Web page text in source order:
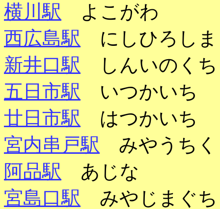
横川駅 よこがわ
西広島駅 にしひろし
新井口駅 しんいのく
五日市駅 いつかいち
廿日市駅 はつかいち
宮内串戸駅 みやうち
阿品駅 あじな
宮島口駅 みやじまぐ